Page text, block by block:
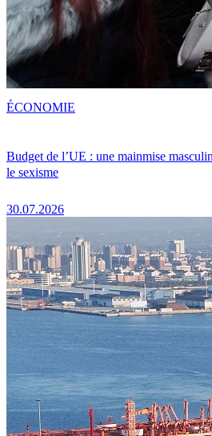
Budget de l’UE : une mainmise
le sexisme
30.07.2026
ÉCONOMIE